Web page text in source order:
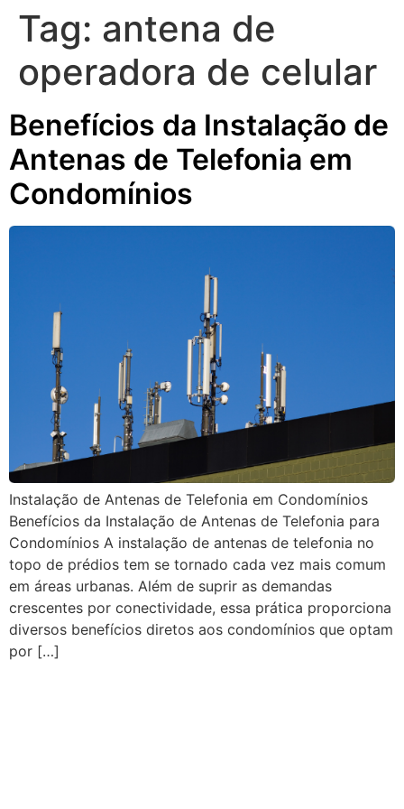
Tag: antena de
operadora de celular
Benefícios da Instalação de
Antenas de Telefonia em
Condomínios
Instalação de Antenas de Telefonia em Condomínios
Benefícios da Instalação de Antenas de Telefonia para
Condomínios A instalação de antenas de telefonia no
topo de prédios tem se tornado cada vez mais comum
em áreas urbanas. Além de suprir as demandas
crescentes por conectividade, essa prática proporciona
diversos benefícios diretos aos condomínios que optam
por […]